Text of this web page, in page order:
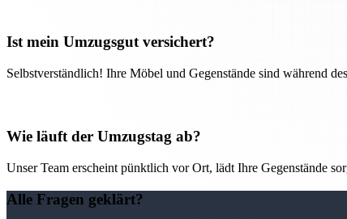
Ist mein Umzugsgut versichert?
Selbstverständlich! Ihre Möbel und Gegenstände sind während
Wie läuft der Umzugstag ab?
Unser Team erscheint pünktlich vor Ort, lädt Ihre Gegenstände
Alle Fragen geklärt?